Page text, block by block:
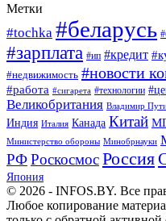
Метки
#tochka #беларусь
#зарплата #ип #кредит
#недвижимость #новости
#работа #сигарета #технологии
Великобритания Владимир
Индия Италия Канада Китай
Министерство обороны Минобрнауки
РФРоскосмосРоссия
Япония
© 2026 - INFOS.BY. Все
Любое копирование